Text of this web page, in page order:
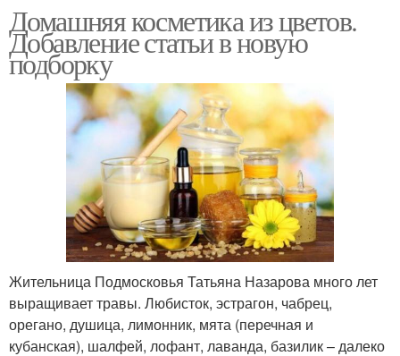
Домашняя косметика из цветов.
Добавление статьи в новую
подборку
Жительница Подмосковья Татьяна Назарова много лет
выращивает травы. Любисток, эстрагон, чабрец,
орегано, душица, лимонник, мята (перечная и
кубанская), шалфей, лофант, лаванда, базилик – далеко